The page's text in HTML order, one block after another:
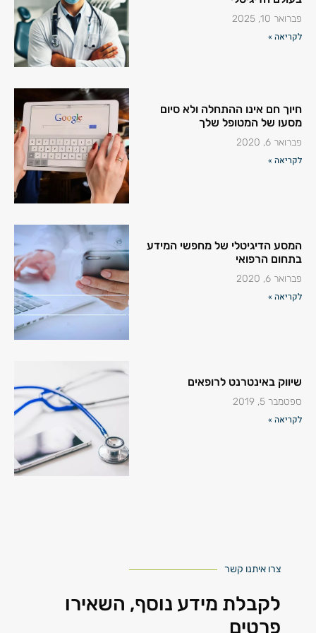
פברואר 10, 2025
לקריאה »
חיוך חם אינו ההתחלה ולא סיום
מסעו של המטופל שלך
פברואר 6, 2020
לקריאה »
המסע הדיגיטלי של מחפשי המידע
בתחום הרפואי
פברואר 6, 2020
לקריאה »
שיווק באינטרנט לרופאים
ספטמבר 5, 2019
לקריאה »
צרו איתנו קשר
לקבלת מידע נוסף, השאירו
פרטים